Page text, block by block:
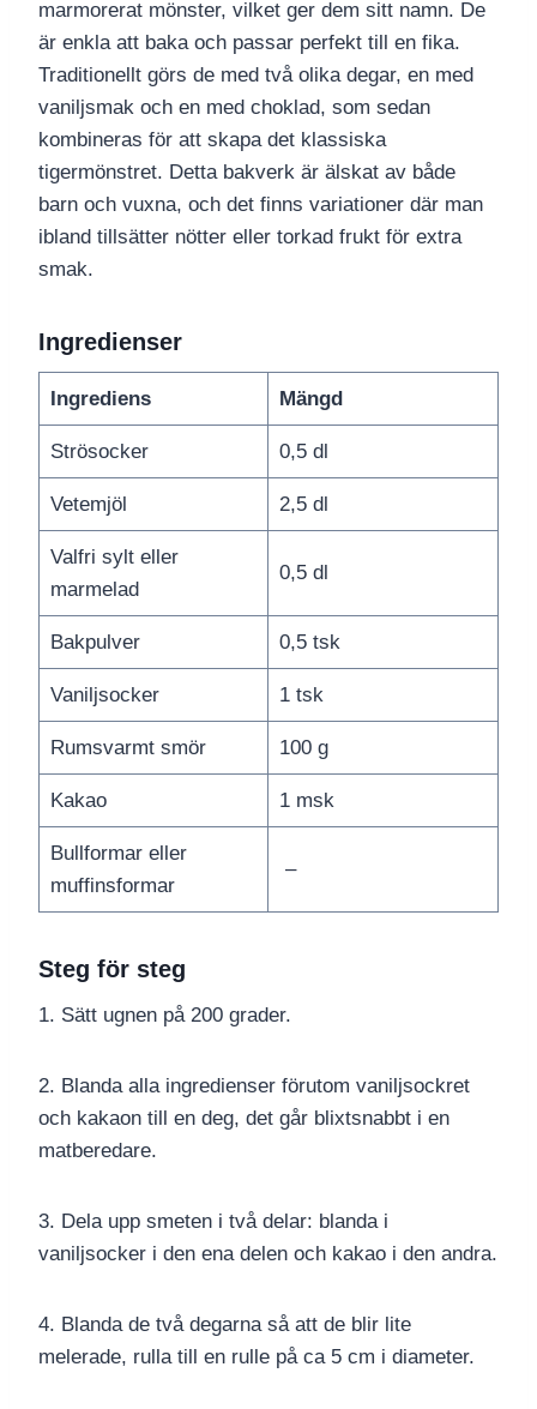
marmorerat mönster, vilket ger dem sitt namn. De
är enkla att baka och passar perfekt till en fika.
Traditionellt görs de med två olika degar, en med
vaniljsmak och en med choklad, som sedan
kombineras för att skapa det klassiska
tigermönstret. Detta bakverk är älskat av både
barn och vuxna, och det finns variationer där man
ibland tillsätter nötter eller torkad frukt för extra
smak.
Ingredienser
Ingrediens Mängd
Strösocker 0,5 dl
Vetemjöl 2,5 dl
Valfri sylt eller
marmelad
0,5 dl
Bakpulver 0,5 tsk
Vaniljsocker 1 tsk
Rumsvarmt smör 100 g
Kakao 1 msk
Bullformar eller
muffinsformar
–
Steg för steg
1. Sätt ugnen på 200 grader.
2. Blanda alla ingredienser förutom vaniljsockret
och kakaon till en deg, det går blixtsnabbt i en
matberedare.
3. Dela upp smeten i två delar: blanda i
vaniljsocker i den ena delen och kakao i den andra.
4. Blanda de två degarna så att de blir lite
melerade, rulla till en rulle på ca 5 cm i diameter.